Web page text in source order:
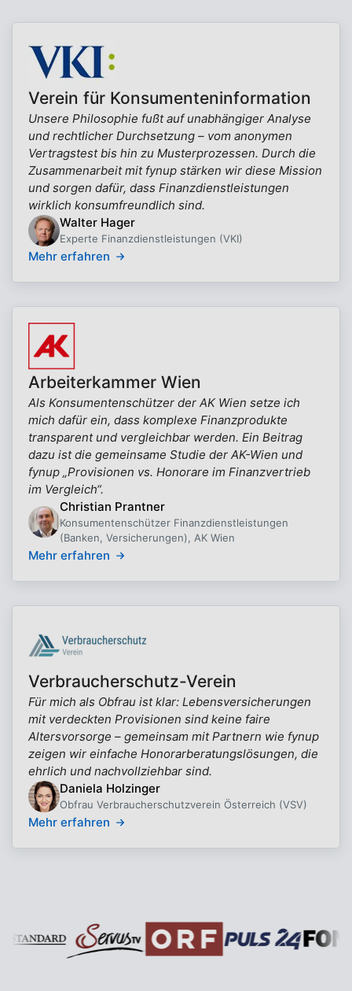
Verein für Konsumenteninformation
Unsere Philosophie fußt auf unabhängiger Analyse
und rechtlicher Durchsetzung – vom anonymen
Vertragstest bis hin zu Musterprozessen. Durch die
Zusammenarbeit mit fynup stärken wir diese Mission
und sorgen dafür, dass Finanzdienstleistungen
wirklich konsumfreundlich sind.
Walter Hager
Experte Finanzdienstleistungen (VKI)
Mehr erfahren
Arbeiterkammer Wien
Als Konsumentenschützer der AK Wien setze ich
mich dafür ein, dass komplexe Finanzprodukte
transparent und vergleichbar werden. Ein Beitrag
dazu ist die gemeinsame Studie der AK-Wien und
fynup „Provisionen vs. Honorare im Finanzvertrieb
im Vergleich“.
Christian Prantner
Konsumentenschützer Finanzdienstleistungen
(Banken, Versicherungen), AK Wien
Mehr erfahren
Verbraucherschutz-Verein
Für mich als Obfrau ist klar: Lebensversicherungen
mit verdeckten Provisionen sind keine faire
Altersvorsorge – gemeinsam mit Partnern wie fynup
zeigen wir einfache Honorarberatungslösungen, die
ehrlich und nachvollziehbar sind.
Daniela Holzinger
Obfrau Verbraucherschutzverein Österreich (VSV)
Mehr erfahren